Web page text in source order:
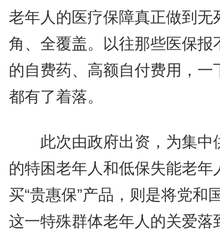
老年人的医疗保障真正做到无
角、全覆盖。以往那些医保报
的自费药、高额自付费用，一
都有了着落。
此次由政府出资，为集中
的特困老年人和低保失能老年
买“贵惠保”产品，则是将党和
这一特殊群体老年人的关爱落